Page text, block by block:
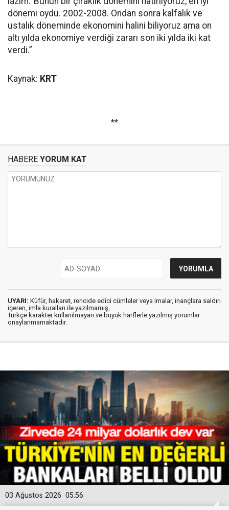
dönemi oydu. 2002-2008. Ondan sonra kalfalık ve
ustalık döneminde ekonomini halini biliyoruz ama on
altı yılda ekonomiye verdiği zararı son iki yılda iki kat
verdi.”
Kaynak: KRT
**
HABERE YORUM KAT
UYARI: Küfür, hakaret, rencide edici cümleler veya imalar, inançlara saldırı
içeren, imla kuralları ile yazılmamış,
Türkçe karakter kullanılmayan ve büyük harflerle yazılmış yorumlar
onaylanmamaktadır.
05:56
03 Ağustos 2026